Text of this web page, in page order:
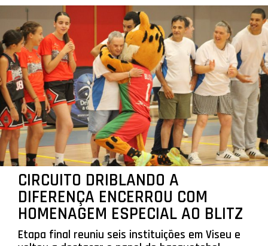
CIRCUITO DRIBLANDO A
DIFERENÇA ENCERROU COM
HOMENAGEM ESPECIAL AO BLITZ
Etapa final reuniu seis instituições em Viseu e